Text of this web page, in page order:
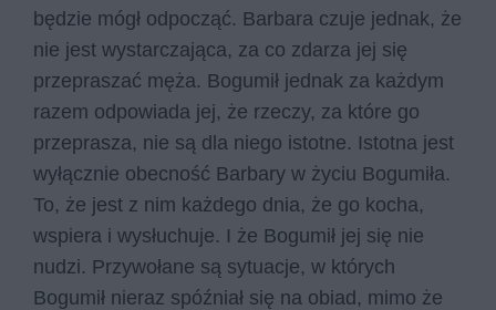
będzie mógł odpocząć. Barbara czuje jednak, że
nie jest wystarczająca, za co zdarza jej się
przepraszać męża. Bogumił jednak za każdym
razem odpowiada jej, że rzeczy, za które go
przeprasza, nie są dla niego istotne. Istotna jest
wyłącznie obecność Barbary w życiu Bogumiła.
To, że jest z nim każdego dnia, że go kocha,
wspiera i wysłuchuje. I że Bogumił jej się nie
nudzi. Przywołane są sytuacje, w których
Bogumił nieraz spóźniał się na obiad, mimo że